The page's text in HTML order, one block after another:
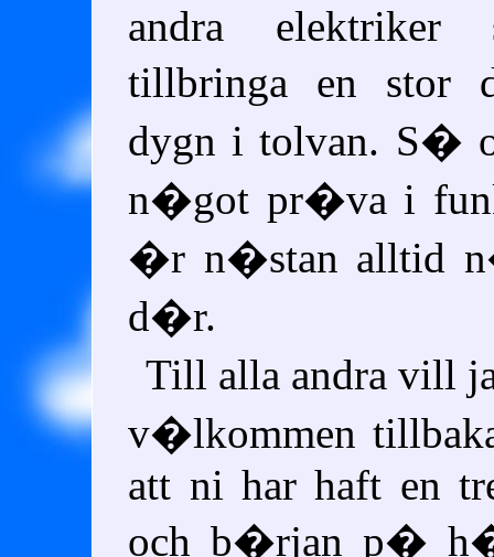
andra elektriker
tillbringa en stor
dygn i tolvan. S�
n�got pr�va i
�r n�stan alltid
d�r.
Till alla andra vill
v�lkommen
att ni har haft en
och b�rjan p�